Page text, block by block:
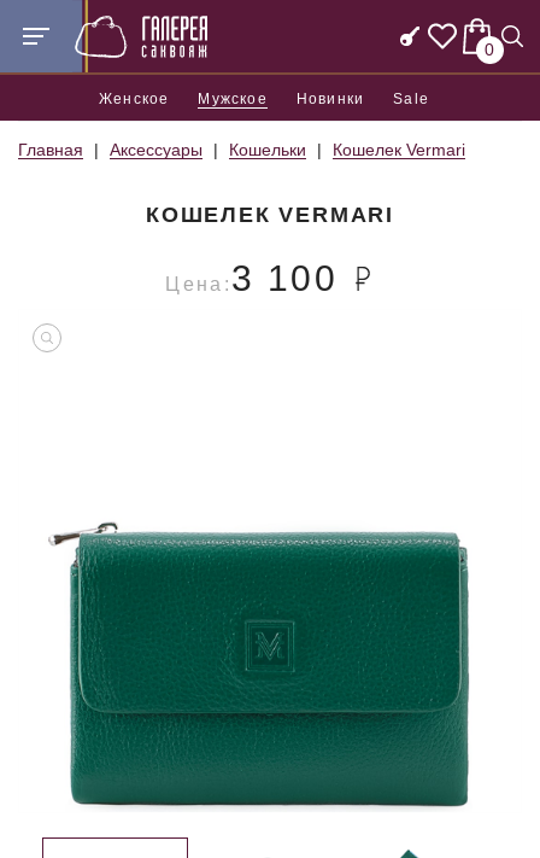
0
Женское Мужское Новинки Sale
Главная Аксессуары Кошельки Кошелек Vermari
КОШЕЛЕК VERMARI
Цена: 3 100